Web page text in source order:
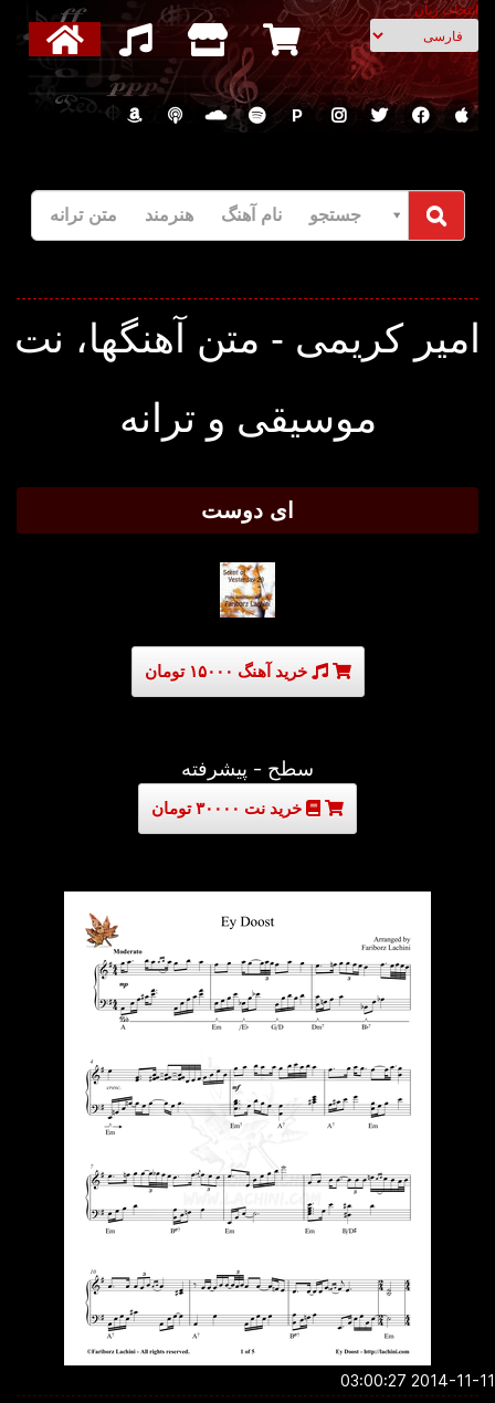
انتخاب زبان
P
جستجو نام آهنگ هنرمند متن ترانه
کریمی - متن آهنگها، نت
موسیقی و ترانه
ای دوست
خرید آهنگ ۱۵۰۰۰ تومان
سطح - پیشرفته
خرید نت ۳۰۰۰۰ تومان
2014-11-11